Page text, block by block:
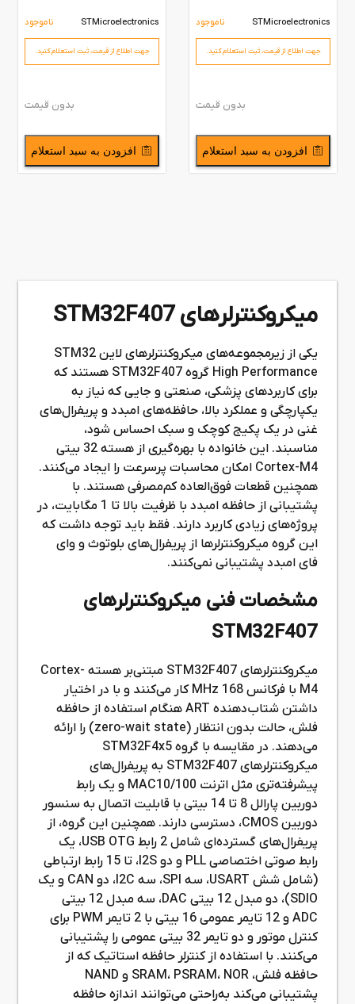
STMicroelectronics ناموجود
جهت اطلاع از قیمت،‌ ثبت استعلام کنید.
بدون قیمت
افزودن به سبد استعلام
STMicroelectronics ناموجود
جهت اطلاع از قیمت،‌ ثبت استعلام کنید.
بدون قیمت
افزودن به سبد استعلام
میکروکنترلرهای STM32F407
یکی از زیرمجموعه‌های میکروکنترلرهای لاین STM32
High Performance گروه STM32F407 هستند که
برای کاربردهای پزشکی، صنعتی و جایی که نیاز به
یکپارچگی و عملکرد بالا، حافظه‌های امبدد و پریفرال‌های
غنی در یک پکیج کوچک و سبک احساس شود،
مناسبند. این خانواده با بهره‌گیری از هسته 32 بیتی
Cortex-M4 امکان محاسبات پرسرعت را ایجاد می‌کنند.
همچنین قطعات فوق‌العاده کم‌مصرفی هستند. با
پشتیبانی از حافظه امبدد با ظرفیت بالا تا 1 مگابایت، در
پروژه‌های زیادی کاربرد دارند. فقط باید توجه داشت که
این گروه میکروکنترلرها از پریفرال‌های بلوتوث و وای
فای امبدد پشتیبانی نمی‌کنند.
مشخصات فنی میکروکنترلرهای
STM32F407
میکروکنترلرهای STM32F407 مبتنی‌بر هسته Cortex-
M4 با فرکانس 168 MHz کار می‌کنند و با در اختیار
داشتن شتاب‌دهنده ART هنگام استفاده از حافظه
فلش، حالت بدون انتظار (zero-wait state) را ارائه
می‌دهند. در مقایسه با گروه STM32F4x5
میکروکنترلرهای STM32F407 به پریفرال‌های
پیشرفته‌تری مثل اترنت MAC10/100 و یک رابط
دوربین پارالل 8 تا 14 بیتی با قابلیت اتصال به سنسور
دوربین CMOS، دسترسی دارند. همچنین این گروه، از
پریفرال‌های گسترده‌ای شامل 2 رابط USB OTG، یک
رابط صوتی اختصاصی PLL و دو I2S، تا 15 رابط ارتباطی
(شامل شش USART، سه SPI، سه I2C، دو CAN و یک
SDIO)، دو مبدل 12 بیتی DAC، سه مبدل 12 بیتی
ADC و 12 تایمر عمومی 16 بیتی با 2 تایمر PWM برای
کنترل موتور و دو تایمر 32 بیتی عمومی را پشتیبانی
می‌کنند. با استفاده از کنترلر حافظه استاتیک که از
حافظه فلش، SRAM، PSRAM، NOR و NAND
پشتیبانی می‌کند به‌راحتی می‌توانند اندازه حافظه